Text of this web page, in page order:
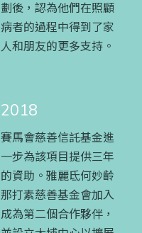
劃後，認為他們在照顧
病者的過程中得到了家
人和朋友的更多支持。
2018
賽馬會慈善信託基金進
一步為該項目提供三年
的資助。雅麗氐何妙齡
那打素慈善基金會加入
成為第二個合作夥伴，